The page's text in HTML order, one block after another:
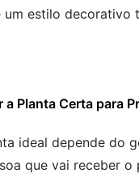
um estilo decorativo
a Planta Certa para
ideal depende do
que vai receber o